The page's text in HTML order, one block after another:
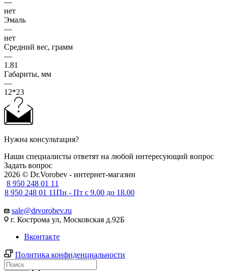
нет
Эмаль
—
нет
Средний вес, грамм
—
1.81
Габариты, мм
—
12*23
Нужна консультация?
Наши специалисты ответят на любой интересующий вопрос
Задать вопрос
2026 © Dr.Vorobev - интернет-магазин
8 950 248 01 11
8 950 248 01 11Пн - Пт с 9.00 до 18.00
sale@drvorobev.ru
г. Кострома ул, Московская д.92Б
Вконтакте
Политика конфиденциальности